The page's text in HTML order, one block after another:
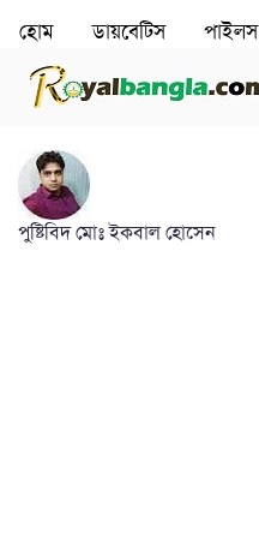
হোম ডায়বেটিস পাইলস
রূপচর্চা হৃদরোগ
পুষ্টিবিদ মোঃ ইকবাল হোসেন